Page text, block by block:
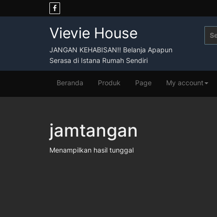
to
Vievie House
JANGAN KEHABISAN!! Belanja Apapun
Serasa di Istana Rumah Sendiri
Beranda Produk Page My account
jamtangan
Menampilkan hasil tunggal